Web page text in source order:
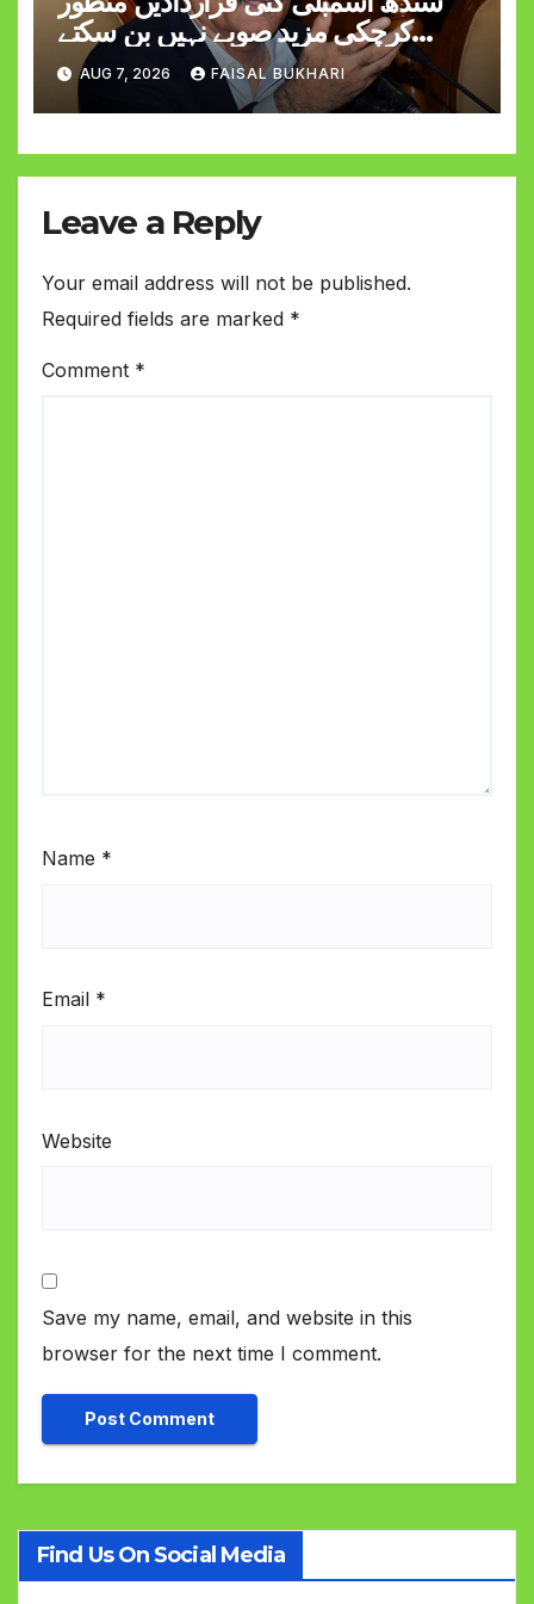
کرچکی مزید صوبے نہیں بن سکتے
وزیراعلیٰ مراد علی شاہ
AUG 7, 2026 FAISAL BUKHARI
Leave a Reply
Your email address will not be published.
Required fields are marked *
Comment *
Name *
Email *
Website
Save my name, email, and website in this
browser for the next time I comment.
Find Us On Social Media